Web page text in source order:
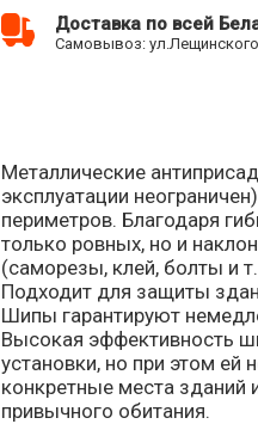
Доставка по всей
Самовывоз:
Металлические
эксплуатации
периметров. Благодаря
только ровных, но и
(саморезы, клей, болты и
Подходит для защиты
Шипы гарантируют
Высокая эффективность
установки, но при этом ей
конкретные места зданий
привычного обитания.